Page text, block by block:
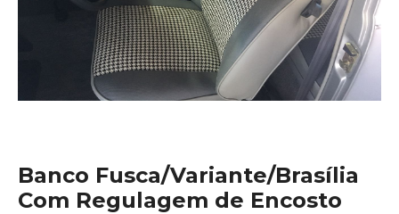
Banco Fusca/Variante/Brasília
Com Regulagem de Encosto